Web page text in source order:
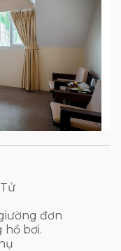
đơn
bơi.